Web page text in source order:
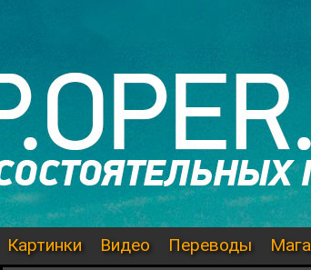
Картинки Видео Переводы